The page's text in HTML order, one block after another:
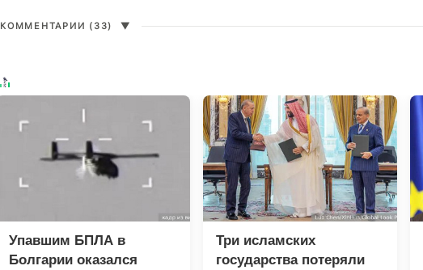
КОММЕНТАРИИ (33) ▼
Упавшим БПЛА в
Болгарии оказался
Три исламских
государства потеряли